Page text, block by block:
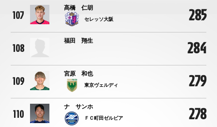
107
髙橋 仁胡
セレッソ大阪 285
108
福田 翔生 284
109
宮原 和也
東京ヴェルディ 279
110
ナ サンホ
ＦＣ町田ゼルビア 278